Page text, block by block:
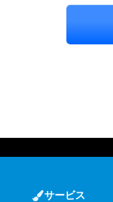
サービス